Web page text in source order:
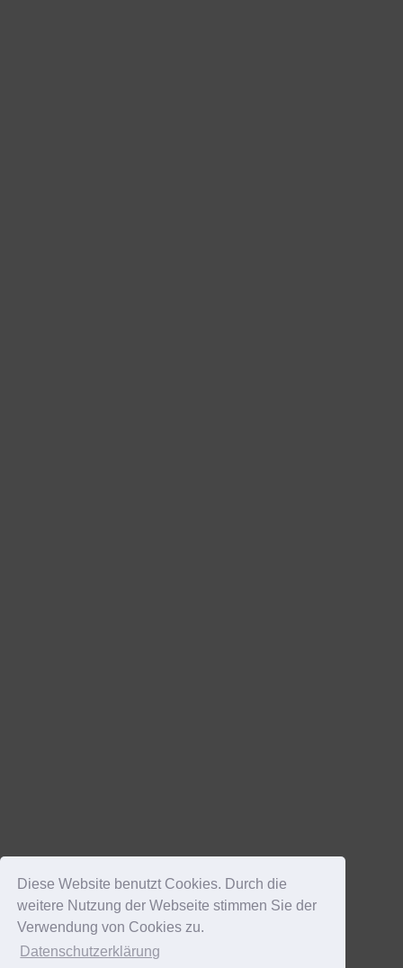
Diese Website benutzt Cookies. Durch die
weitere Nutzung der Webseite stimmen Sie der
Verwendung von Cookies zu.
Datenschutzerklärung